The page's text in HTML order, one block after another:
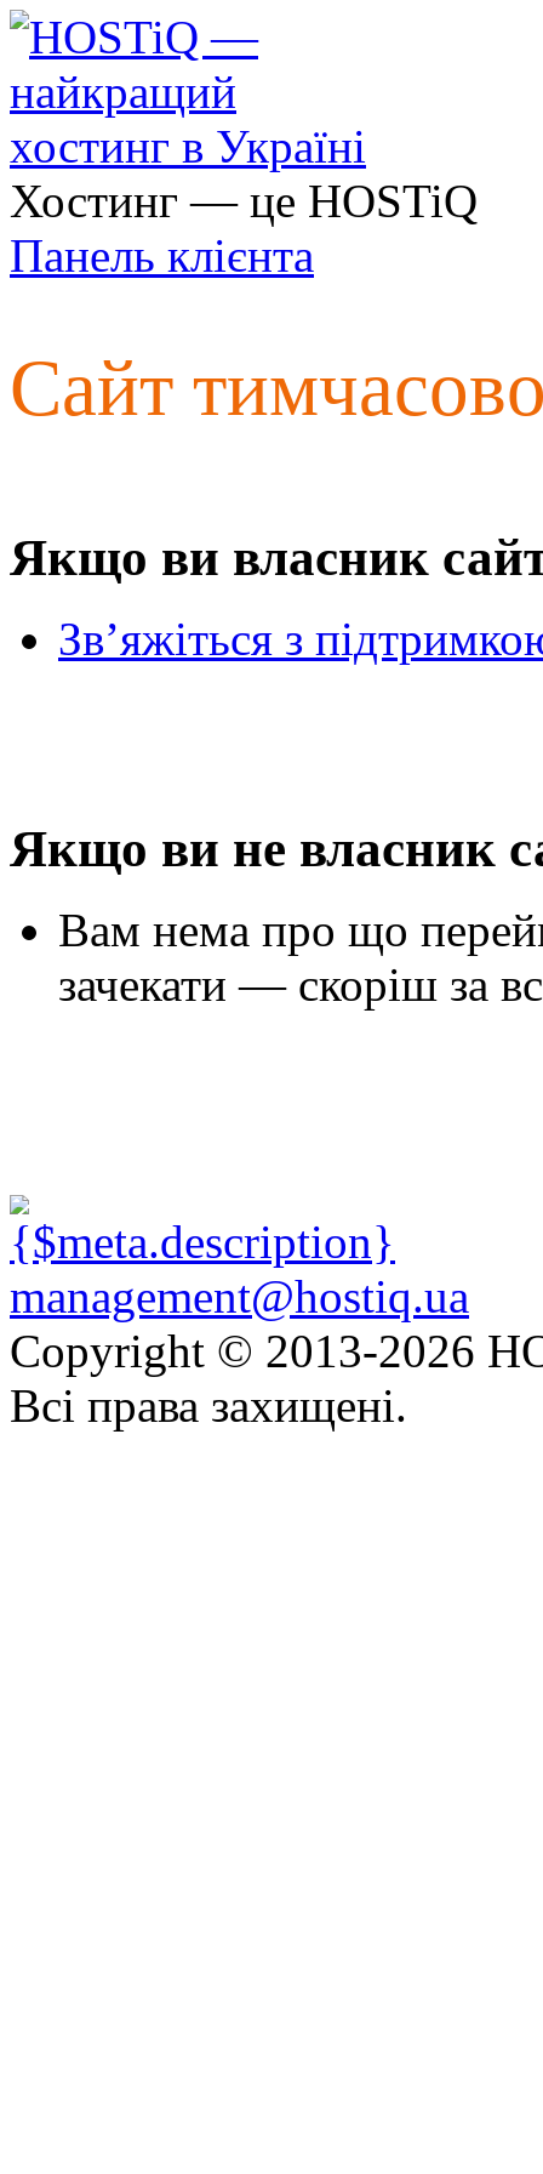
Хостинг — це HOSTiQ
Панель клієнта
Сайт
Якщо ви власник
Зв’яжіться з
Якщо ви не власник
Вам нема про що
зачекати — скоріш за
management@hostiq.ua
Copyright © 2013-2026
Всі права захищені.